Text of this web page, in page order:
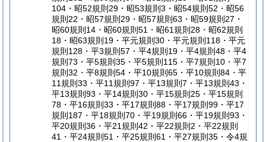
104・昭52規則29・昭53規則3・昭54規則52・昭56
規則22・昭57規則29・昭57規則63・昭59規則27・
昭60規則14・昭60規則51・昭61規則28・昭62規則
18・昭63規則19・平元規則30・平元規則118・平元
規則128・平3規則57・平4規則19・平4規則48・平4
規則73・平5規則35・平5規則115・平7規則10・平7
規則32・平8規則54・平10規則65・平10規則84・平
11規則33・平11規則97・平13規則7・平13規則43・
平13規則93・平14規則30・平15規則25・平15規則
78・平16規則33・平17規則88・平17規則99・平17
規則187・平18規則70・平19規則66・平19規則93・
平20規則36・平21規則42・平22規則2・平22規則
41・平24規則51・平25規則61・平27規則35・令4規